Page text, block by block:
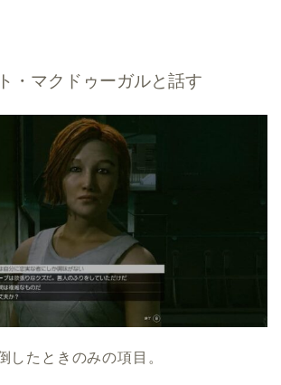
・マクドゥーガルと話す
したときのみの項目。